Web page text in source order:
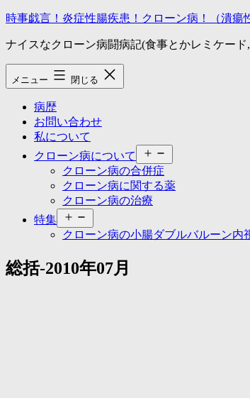
コ
テ
ン
ツ
へ
時事戯言！炎症性腸疾患！クローン病！（潰瘍
ナイスなクローン病闘病記(食事とかレミケー
メニュー 閉じる
病歴
お問い合わせ
私について
クローン病について
ニ
ュ
ー
く
クローン病の合併症
クローン病に関する薬
クローン病の治療
特集
ニ
ュ
を
クローン病の小腸ダブルバルーン内
総括-2010年07月